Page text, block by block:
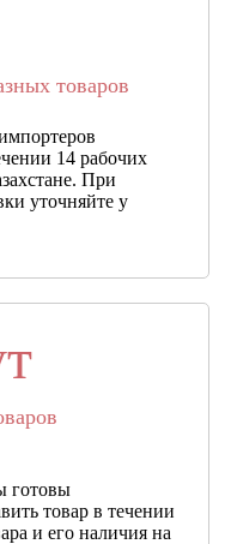
товаров
14 рабочих
При
уточняйте у
готовы
товар в течении
и его наличия на